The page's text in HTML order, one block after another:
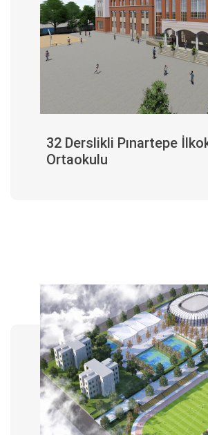
32 Derslikli Pınartepe
Ortaokulu